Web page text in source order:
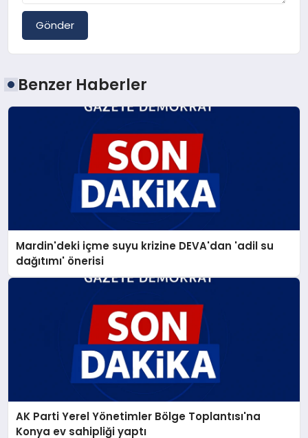
Gönder
Benzer Haberler
Mardin'deki içme suyu krizine DEVA'dan 'adil su
dağıtımı' önerisi
AK Parti Yerel Yönetimler Bölge Toplantısı'na
Konya ev sahipliği yaptı